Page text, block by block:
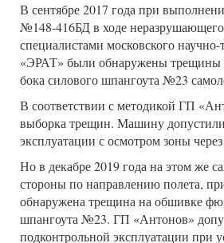
В сентябре 2017 года при
№148-416БД в ходе неразрушающего
специалистами московского научно-
«ЭРАТ» были обнаружены трещины
бока силового шпангоута №23
В соответствии с методикой ГП
выборка трещин. Машину
эксплуатации с осмотром зоны
Но в декабре 2019 года на этом же
стороны по направлению полета,
обнаружена трещина на обшивке
шпангоута №23. ГП «Антонов»
подконтрольной эксплуатации при